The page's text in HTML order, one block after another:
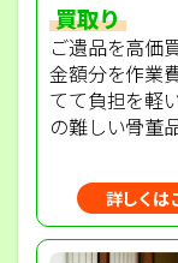
買取り
ご遺品を高価
金額分を作業
てて負担を軽
の難しい骨董
詳しくは